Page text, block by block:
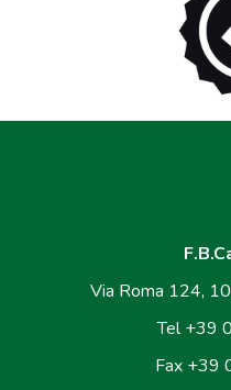
Via Roma 124,
Tel +39
Fax +39